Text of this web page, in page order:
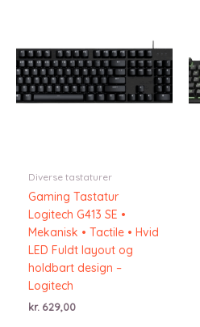
Diverse tastaturer
Gaming Tastatur
Logitech G413 SE •
Mekanisk • Tactile • Hvid
LED Fuldt layout og
holdbart design –
Logitech
kr. 629,00